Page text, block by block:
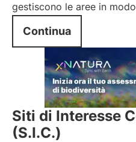
gestiscono le aree in
Continua
Siti di Interesse
(S.I.C.)